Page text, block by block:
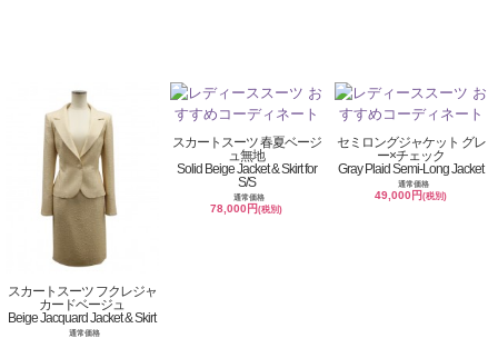
スカートスーツ フクレジャ
カードベージュ
Beige Jacquard Jacket & Skirt
通常価格
スカートスーツ 春夏ベージ
ュ無地
Solid Beige Jacket & Skirt for
S/S
通常価格
78,000円(税別)
セミロングジャケット グレ
ー×チェック
Gray Plaid Semi-Long Jacket
通常価格
49,000円(税別)